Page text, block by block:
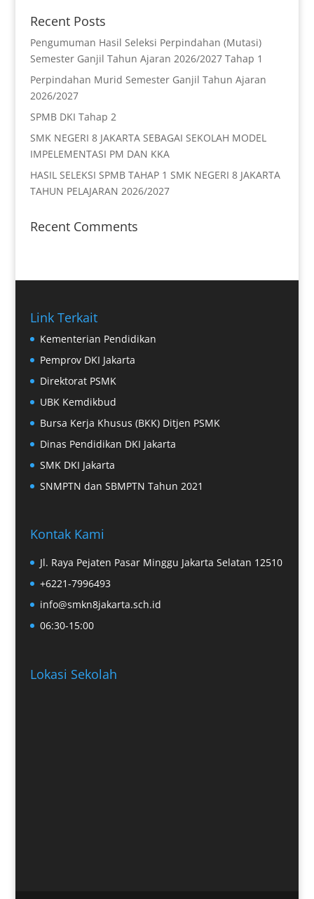
Recent Posts
Pengumuman Hasil Seleksi Perpindahan (Mutasi)
Semester Ganjil Tahun Ajaran 2026/2027 Tahap 1
Perpindahan Murid Semester Ganjil Tahun Ajaran
2026/2027
SPMB DKI Tahap 2
SMK NEGERI 8 JAKARTA SEBAGAI SEKOLAH MODEL
IMPELEMENTASI PM DAN KKA
HASIL SELEKSI SPMB TAHAP 1 SMK NEGERI 8 JAKARTA
TAHUN PELAJARAN 2026/2027
Recent Comments
Link Terkait
Kementerian Pendidikan
Pemprov DKI Jakarta
Direktorat PSMK
UBK Kemdikbud
Bursa Kerja Khusus (BKK) Ditjen PSMK
Dinas Pendidikan DKI Jakarta
SMK DKI Jakarta
SNMPTN dan SBMPTN Tahun 2021
Kontak Kami
Jl. Raya Pejaten Pasar Minggu Jakarta Selatan 12510
+6221-7996493
info@smkn8jakarta.sch.id
06:30-15:00
Lokasi Sekolah